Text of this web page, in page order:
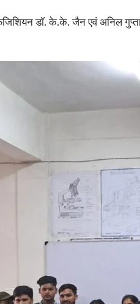
डॉ. के.के. जैन एवं अनिल गुप्ता